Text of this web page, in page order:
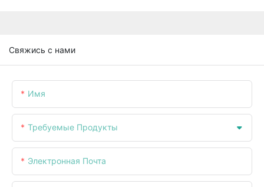
Свяжись с нами
Имя
Требуемые Продукты
Электронная Почта